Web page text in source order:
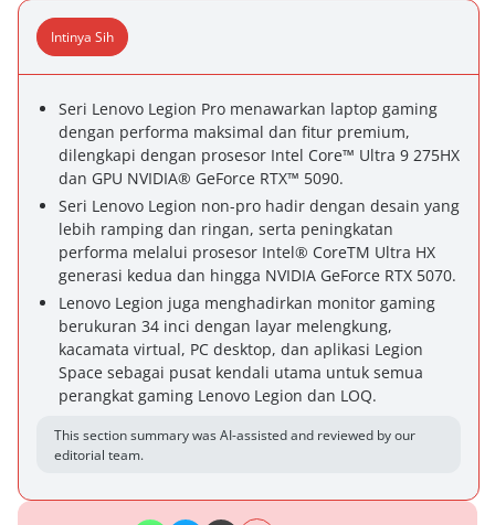
Intinya Sih
Seri Lenovo Legion Pro menawarkan laptop gaming
dengan performa maksimal dan fitur premium,
dilengkapi dengan prosesor Intel Core™ Ultra 9 275HX
dan GPU NVIDIA® GeForce RTX™ 5090.
Seri Lenovo Legion non-pro hadir dengan desain yang
lebih ramping dan ringan, serta peningkatan
performa melalui prosesor Intel® CoreTM Ultra HX
generasi kedua dan hingga NVIDIA GeForce RTX 5070.
Lenovo Legion juga menghadirkan monitor gaming
berukuran 34 inci dengan layar melengkung,
kacamata virtual, PC desktop, dan aplikasi Legion
Space sebagai pusat kendali utama untuk semua
perangkat gaming Lenovo Legion dan LOQ.
This section summary was AI-assisted and reviewed by our
editorial team.